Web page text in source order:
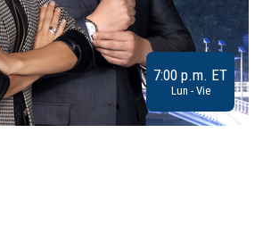
7:00 p.m. ET
Lun - Vie